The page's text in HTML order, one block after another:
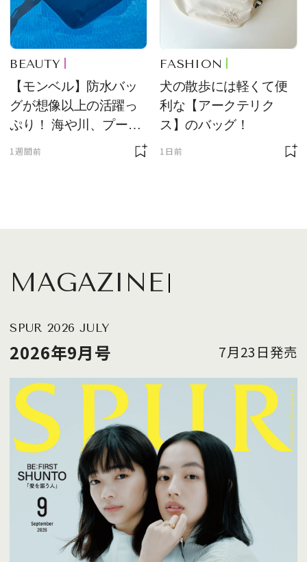
BEAUTY
【モンベル】防水バッ
グが想像以上の活躍っ
ぷり！ 海や川、プール
1週間前
FASHION
犬の散歩には軽くて便
利な【アークテリク
ス】のバッグ！
1日前
MAGAZINE
SPUR 2026 JULY
2026年9月号 7月23日発売